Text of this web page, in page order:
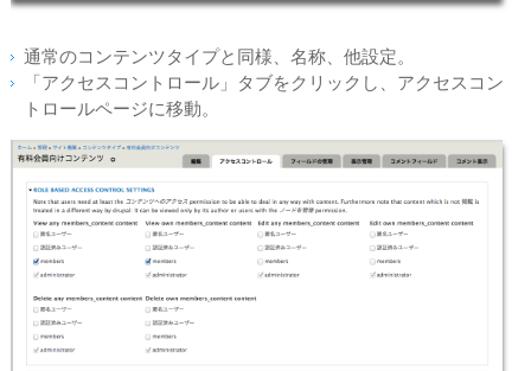
通常のコンテンツタイプと同様、名称、他設定。
「アクセスコントロール」タブをクリックし、アクセスコン
トロールページに移動。